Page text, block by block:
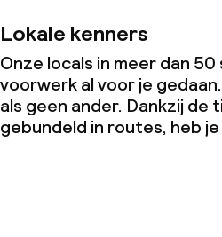
Lokale kenners
Onze locals in meer dan
voorwerk al voor je
als geen ander. Dankzij de
gebundeld in routes, heb